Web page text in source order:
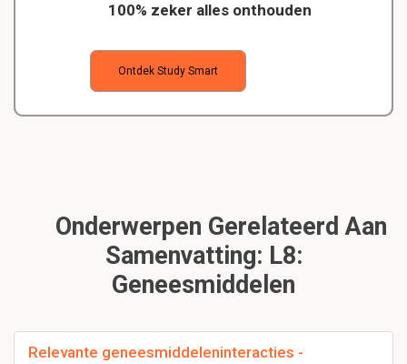
100% zeker alles onthouden
Ontdek Study Smart
Onderwerpen Gerelateerd Aan
Samenvatting: L8:
Geneesmiddelen
Relevante geneesmiddeleninteracties -